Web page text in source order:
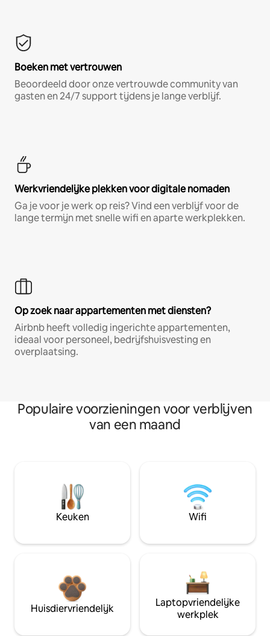
Boeken met vertrouwen
Beoordeeld door onze vertrouwde community van
gasten en 24/7 support tijdens je lange verblijf.
Werkvriendelijke plekken voor digitale nomaden
Ga je voor je werk op reis? Vind een verblijf voor de
lange termijn met snelle wifi en aparte werkplekken.
Op zoek naar appartementen met diensten?
Airbnb heeft volledig ingerichte appartementen,
ideaal voor personeel, bedrijfshuisvesting en
overplaatsing.
Populaire voorzieningen voor verblijven
van een maand
Keuken Wifi
Huisdiervriendelijk
Laptopvriendelijke
werkplek